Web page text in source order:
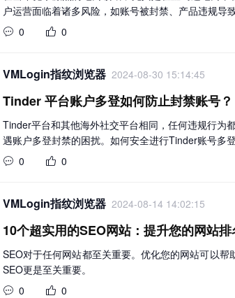
户运营面临着诸多风险，如账号被封禁、产品违规导致
0
0
VMLogin指纹浏览器 2024-08-30 15:14:45
Tinder 平台账户多登如何防止封禁账号？
Tinder平台和其他海外社交平台相同，任何违规行为
遇账户多登封禁的困扰。如何安全进行Tinder账号多
0
0
VMLogin指纹浏览器 2024-08-14 14:02:15
10个超实用的SEO网站：提升您的网站
SEO对于任何网站都至关重要。优化您的网站可以
SEO更是至关重要。
0
0